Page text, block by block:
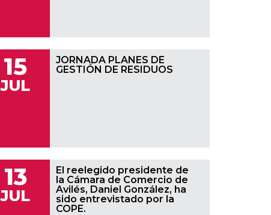
15
JUL
JORNADA PLANES DE
GESTIÓN DE RESIDUOS
13
JUL
El reelegido presidente de
la Cámara de Comercio de
Avilés, Daniel González, ha
sido entrevistado por la
COPE.